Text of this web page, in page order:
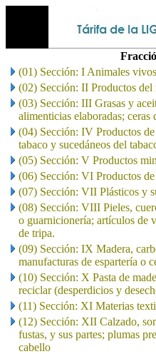
(01) Sección: I Animales
(02) Sección: II Productos del
(03) Sección: III Grasas y
alimenticias elaboradas;
(04) Sección: IV Productos
tabaco y sucedáneos del
(05) Sección: V Productos
(06) Sección: VI Productos
(07) Sección: VII Plásticos y
(08) Sección: VIII Pieles,
o guarnicionería; artículos de
de tripa.
(09) Sección: IX Madera,
manufacturas de espartería o
(10) Sección: X Pasta de
reciclar (desperdicios y
(11) Sección: XI Materias
(12) Sección: XII Calzado,
fustas, y sus partes; plumas
cabello